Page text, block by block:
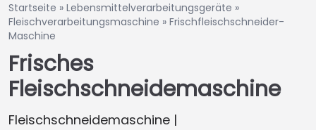
Startseite » Lebensmittelverarbeitungsgeräte »
Fleischverarbeitungsmaschine » Frischfleischschneider-
Maschine
Frisches
Fleischschneidemaschine
Fleischschneidemaschine |